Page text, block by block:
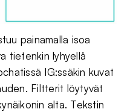
painamalla isoa
tietenkin lyhyellä
IG:ssäkin kuvat
Filtterit löytyvät
alta. Tekstin